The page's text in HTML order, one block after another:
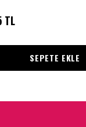
TL
SEPETE EKLE